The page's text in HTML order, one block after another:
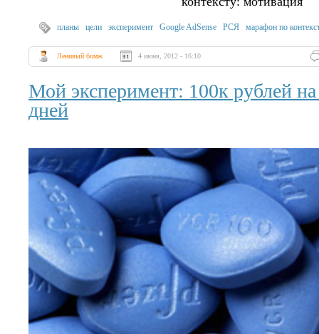
планы цели эксперимент Google AdSense РСЯ марафон по
Ленивый бомж 4 июня, 2012 - 16:10
Мой эксперимент: 100к рублей
дней